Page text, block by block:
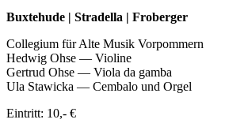
Buxtehude | Stradella | Froberger
Collegium für Alte Musik Vorpommern
Hedwig Ohse — Violine
Gertrud Ohse — Viola da gamba
Ula Stawicka — Cembalo und Orgel
Eintritt: 10,- €